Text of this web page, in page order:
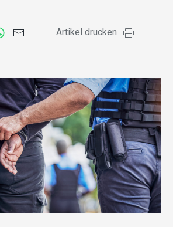
Artikel drucken